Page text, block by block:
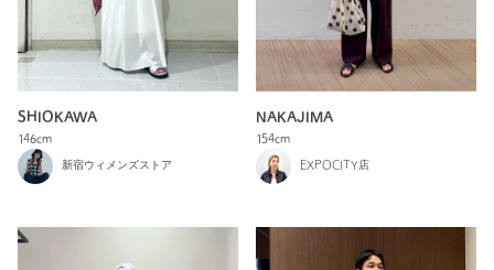
SHIOKAWA
146cm
新宿ウィメンズストア
NAKAJIMA
154cm
EXPOCITY店